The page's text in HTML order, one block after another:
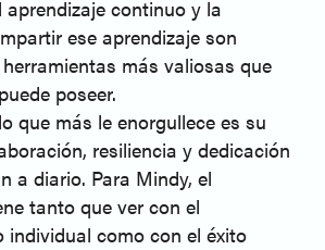
continuo y la
ese aprendizaje son
más valiosas que
poseer.
que más le enorgullece es su
resiliencia y dedicación
a diario. Para Mindy, el
tanto que ver con el
individual como con el éxito